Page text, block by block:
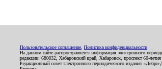
Пользовательское соглашение Политика конфиденциальности
На данном сайте распространяется информация электронного
редакции: 680032, Хабаровский край, Хабаровск, проспект 60-
Редакционный совет электронного периодического